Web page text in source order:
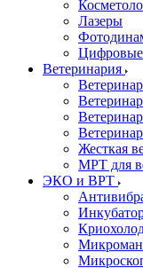
Лазеры
Цифровые
Ветеринария
Жесткая
МРТ для
ЭКО и ВРТ